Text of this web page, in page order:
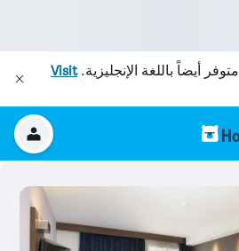
متوفر أيضاً باللغة الإنجليزية.Visit